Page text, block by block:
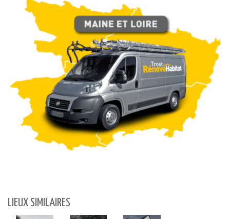
LIEUX SIMILAIRES